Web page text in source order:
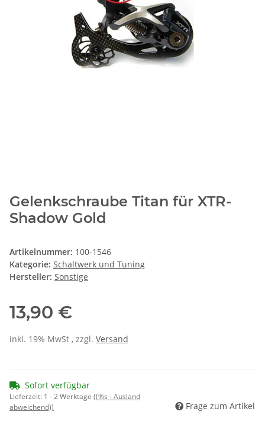
Gelenkschraube Titan für XTR-
Shadow Gold
Artikelnummer: 100-1546
Kategorie: Schaltwerk und Tuning
Hersteller: Sonstige
13,90 €
inkl. 19% MwSt , zzgl. Versand
Sofort verfügbar
Lieferzeit: 1 - 2 Werktage ((%s - Ausland
abweichend))
Frage zum Artikel